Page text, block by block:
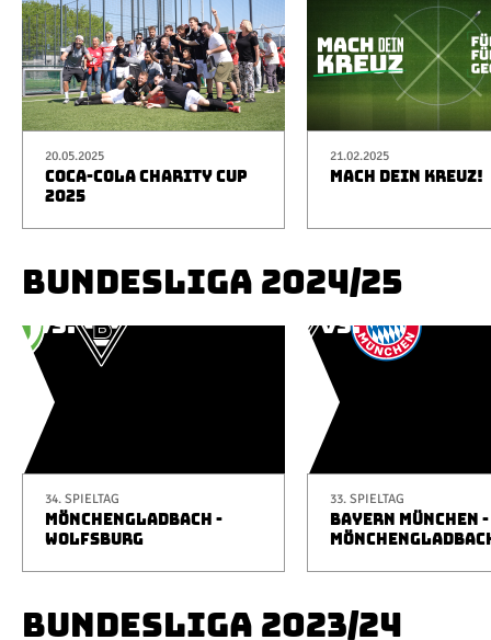
20.05.2025
COCA-COLA CHARITY CUP
2025
21.02.2025
MACH DEIN KREUZ!
BUNDESLIGA 2024/25
34. SPIELTAG
MÖNCHENGLADBACH -
WOLFSBURG
33. SPIELTAG
BAYERN MÜNCHEN -
BUNDESLIGA 2023/24